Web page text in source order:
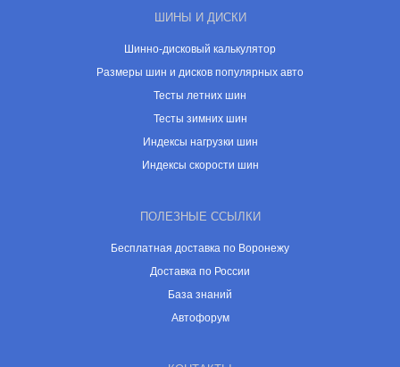
ШИНЫ И ДИСКИ
Шинно-дисковый калькулятор
Размеры шин и дисков популярных авто
Тесты летних шин
Тесты зимних шин
Индексы нагрузки шин
Индексы скорости шин
ПОЛЕЗНЫЕ ССЫЛКИ
Бесплатная доставка по Воронежу
Доставка по России
База знаний
Автофорум